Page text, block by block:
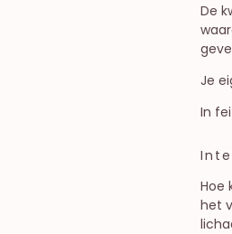
De
Je
In
Hoe
het